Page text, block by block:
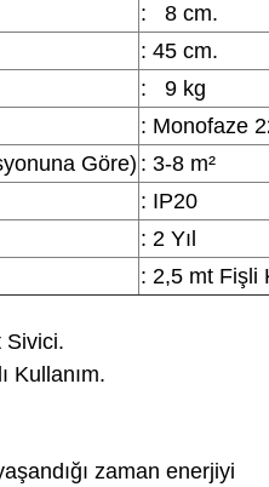
: 8 cm.
: 45 cm.
: 9 kg
: Monofaze
Göre) : 3-8 m²
: IP20
: 2 Yıl
: 2,5 mt Fişli
Sivici.
Kullanım.
zaman enerjiyi